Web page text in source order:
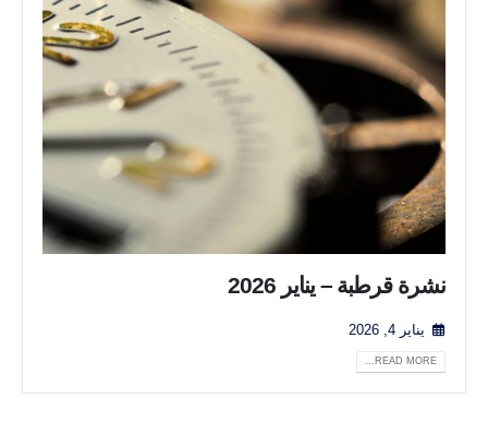
نشرة قرطبة – يناير 2026
يناير 4, 2026
READ MORE...